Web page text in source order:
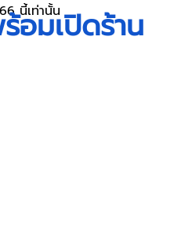
นี้เท่านั้น
อมเปิดร้าน